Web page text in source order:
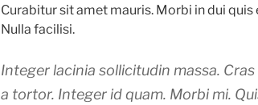
Curabitur sit amet mauris. Morbi in dui
Nulla facilisi.
Integer lacinia sollicitudin massa.
a tortor. Integer id quam. Morbi mi.